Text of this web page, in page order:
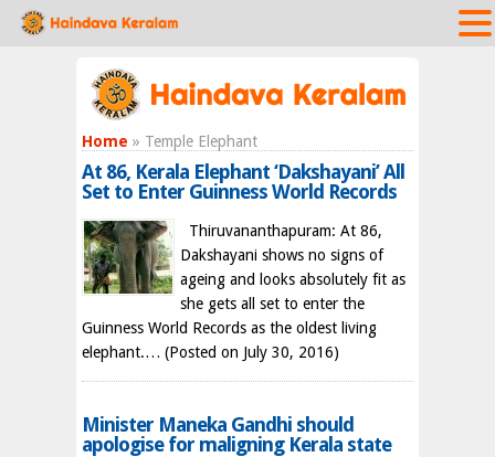
Home » Temple Elephant
At 86, Kerala Elephant ‘Dakshayani’ All
Set to Enter Guinness World Records
Thiruvananthapuram: At 86,
Dakshayani shows no signs of
ageing and looks absolutely fit as
she gets all set to enter the
Guinness World Records as the oldest living
elephant.… (Posted on July 30, 2016)
Minister Maneka Gandhi should
apologise for maligning Kerala state